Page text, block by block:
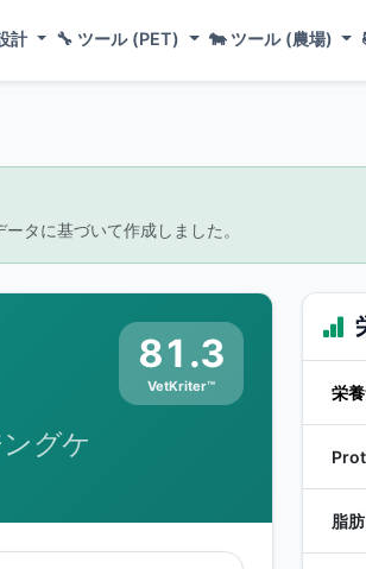
計 🔧 ツール (PET) 🐄 ツール (農場)
タに基づいて作成しました。
栄
脂肪
グケ
81.3
VetKriter™